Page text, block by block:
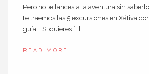
Pero no te lances a la aventura sin
te traemos las 5 excursiones en Xátiva
guía . Si quieres […]
READ MORE